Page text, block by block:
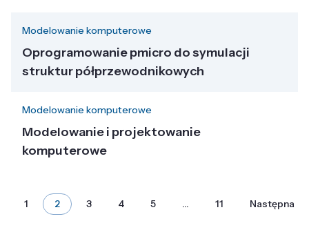
Modelowanie komputerowe
Oprogramowanie pmicro do symulacji
struktur półprzewodnikowych
Modelowanie komputerowe
Modelowanie i projektowanie
komputerowe
1 2 3 4 5 … 11 Następna